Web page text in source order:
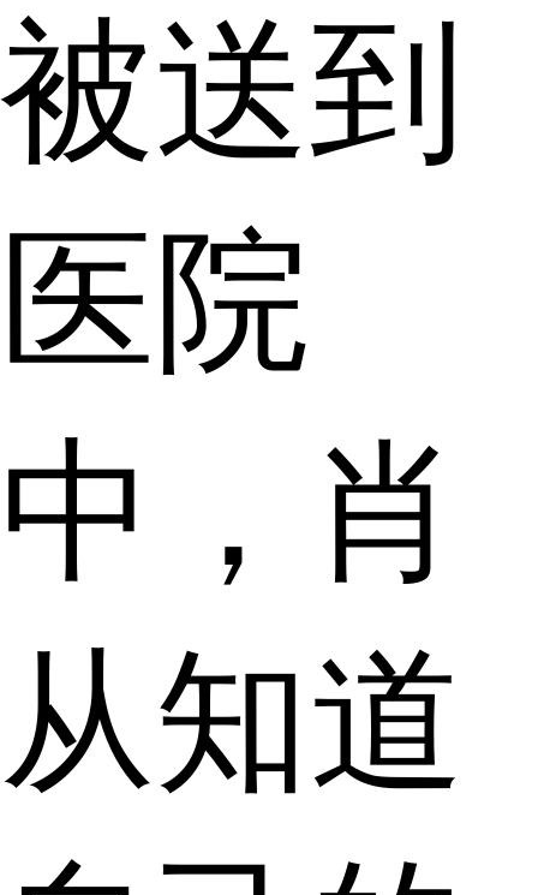
被送到
医院
中，肖
从知道